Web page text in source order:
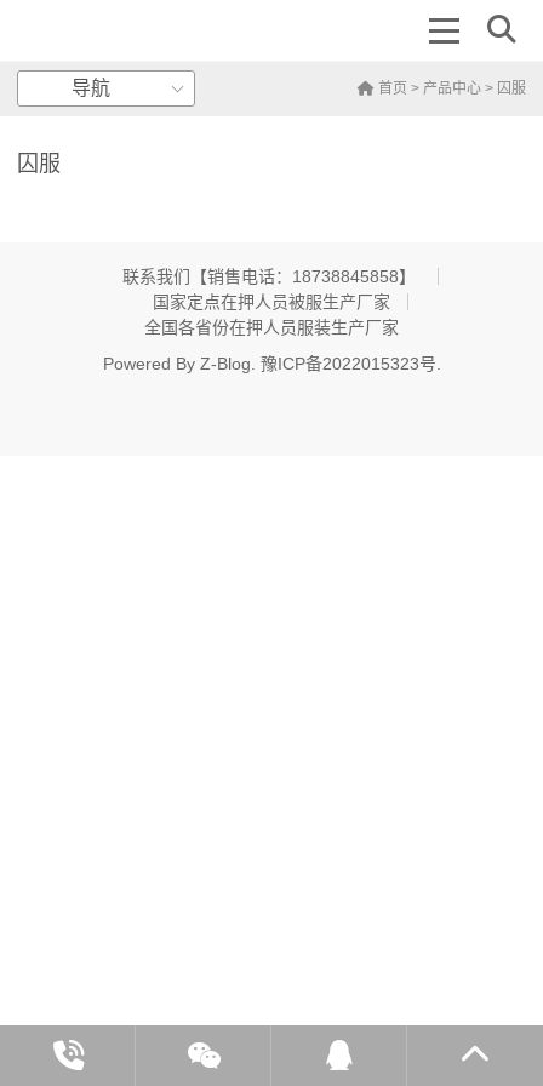
导航 首页 > 产品中心 > 囚服
囚服
联系我们【销售电话：18738845858】 ​
国家定点在押人员被服生产厂家
全国各省份在押人员服装生产厂家
Powered By Z-Blog 豫ICP备2022015323号